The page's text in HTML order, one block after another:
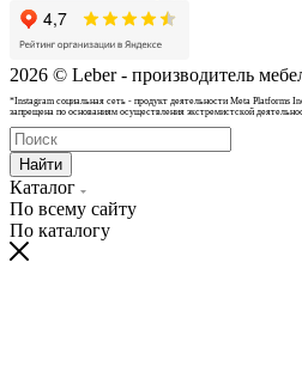
2026 © Leber - производитель
*Instagram cоциальная сеть - продукт деятельности Meta Platforms
запрещена по основаниям осуществления экстремистской
Найти
Каталог
По всему сайту
По каталогу